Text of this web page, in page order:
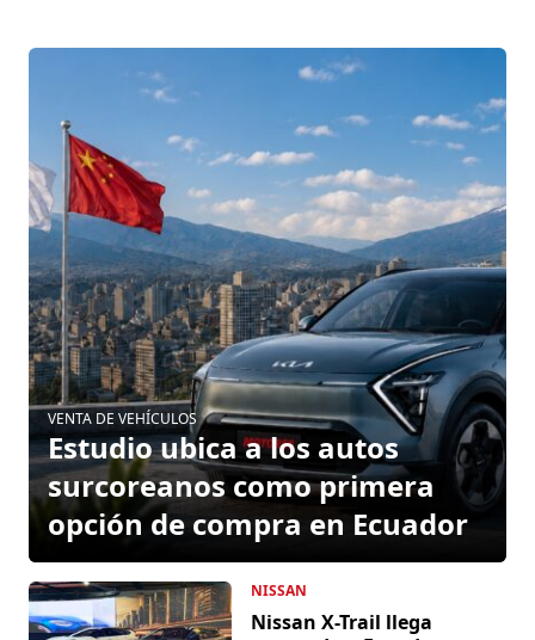
VENTA DE VEHÍCULOS
Estudio ubica a los autos
surcoreanos como primera
opción de compra en Ecuador
NISSAN
Nissan X-Trail llega